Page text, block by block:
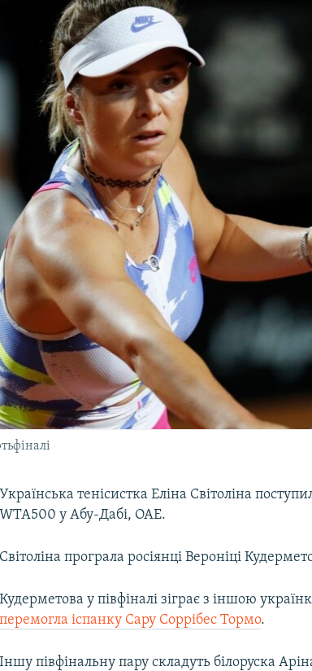
Українська тенісистка Еліна Світоліна
WTA500 у Абу-Дабі, ОАЕ.
Світоліна програла росіянці Вероніці
Кудерметова у півфіналі зіграє з іншою
перемогла іспанку Сару Соррібес Тормо.
Іншу півфінальну пару складуть білоруска